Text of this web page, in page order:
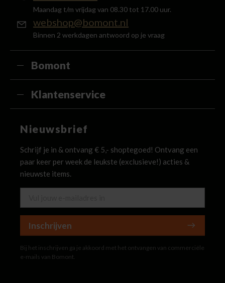
Maandag t/m vrijdag van 08.30 tot 17.00 uur.
webshop@bomont.nl
Binnen 2 werkdagen antwoord op je vraag
Bomont
Klantenservice
Nieuwsbrief
Schrijf je in & ontvang € 5,- shoptegoed! Ontvang een
paar keer per week de leukste (exclusieve!) acties &
nieuwste items.
Inschrijven
Bij het inschrijven ga je akkoord met het ontvangen van commerciële
e-mails van Bomont.